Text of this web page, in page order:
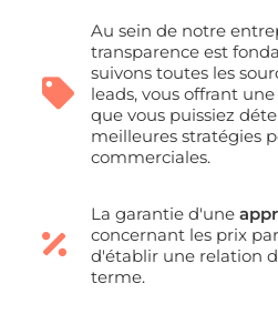
Au sein de notre
transparence est
suivons toutes les
leads, vous offrant
que vous puissiez
meilleures stratégies
commerciales.
La garantie d'une
concernant les prix
d'établir une relation
terme.